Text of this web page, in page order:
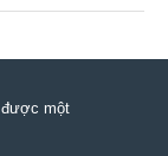
được một